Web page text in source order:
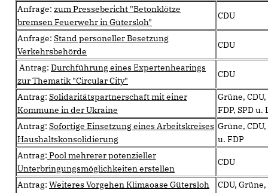
Anfrage: zum Pressebericht "Betonklötze
bremsen Feuerwehr in Gütersloh"
CDU
Anfrage: Stand personeller Besetzung
Verkehrsbehörde
CDU
Antrag: Durchführung eines Expertenhearings
zur Thematik "Circular City"
CDU
Antrag: Solidaritätspartnerschaft mit einer
Kommune in der Ukraine
Grüne, CDU,
FDP, SPD u.
Antrag: Sofortige Einsetzung eines Arbeitskreises
Haushaltskonsolidierung
Grüne, CDU,
u. FDP
Antrag: Pool mehrerer potenzieller
Unterbringungsmöglichkeiten erstellen
CDU
Antrag: Weiteres Vorgehen Klimaoase Gütersloh
CDU, Grüne,